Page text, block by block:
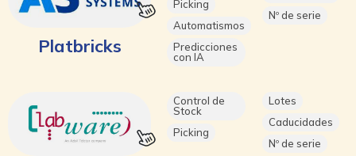
Platbricks
Picking
Automatismos
Predicciones
con IA
Nº de serie
Control de
Stock
Picking
Lotes
Caducidades
Nº de serie